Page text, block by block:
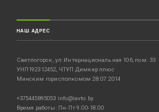
НАШ АДРЕС
Светлогорск, ул.Интернациональная 106, пом. 33
УНП192312452, ЧТУП Димкер плюс
Минским горисполкомом 28.07.2014
+375445895053 info@iavto.by
Время работы: Пн-Пт 9.00-18.00